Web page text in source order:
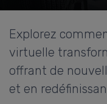
Explorez
virtuelle
offrant de
et en